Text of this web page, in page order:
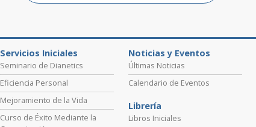
Servicios Iniciales
Seminario de Dianetics
Eficiencia Personal
Mejoramiento de la Vida
Curso de Éxito Mediante la
Noticias y Eventos
Últimas Noticias
Calendario de Eventos
Librería
Libros Iniciales